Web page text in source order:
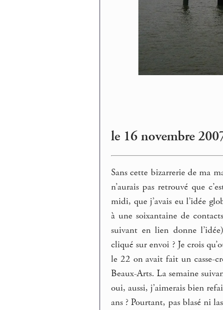
le 16 novembre
Sans cette bizarrerie de ma
n’aurais pas retrouvé que
midi, que j’avais eu l’idée
à une soixantaine de
suivant en lien donne
cliqué sur envoi ? Je crois
le 22 on avait fait un casse-
Beaux-Arts. La semaine
oui, aussi, j’aimerais bien
ans ? Pourtant, pas blasé ni